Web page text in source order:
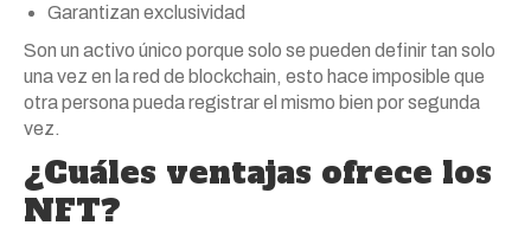
Garantizan exclusividad
Son un activo único porque solo se pueden definir tan solo
una vez en la red de blockchain, esto hace imposible que
otra persona pueda registrar el mismo bien por segunda
vez.
¿Cuáles ventajas ofrece los
NFT?